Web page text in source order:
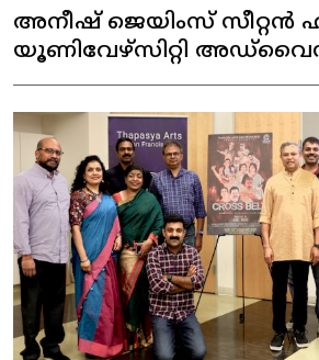
അനീഷ് ജെയിംസ് സീറ്റൻ
യൂണിവേഴ്‌സിറ്റി
കൗൺസിലിലേക്ക്